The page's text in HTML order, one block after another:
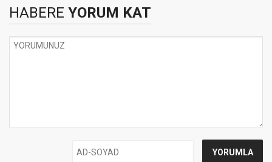
HABERE YORUM KAT